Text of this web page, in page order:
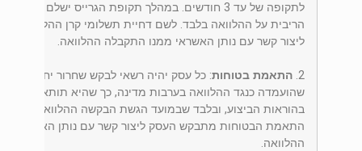
לתקופה של עד 3 חודשים. במהלך תקופת הגרייס ישלם
הריבית על ההלוואה בלבד. לשם דחיית תשלומי קרן ההלוואה
ליצור קשר עם נותן האשראי ממנו התקבלה ההלוואה.
2. התאמת בטוחות: כל עסק יהיה רשאי לבקש שחרור יחסי של
שהועמדה כנגד ההלוואה בערבות מדינה, כך שהיא תותאם
בהוראות הביצוע, ובלבד שבמועד הגשת הבקשה ההלוואה
התאמת הבטוחות מתבקש העסק ליצור קשר עם נותן האשראי
ההלוואה.